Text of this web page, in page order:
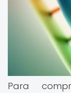
Para